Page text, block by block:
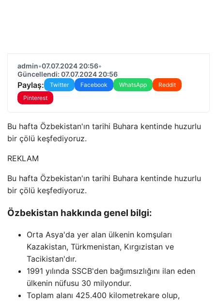
admin•07.07.2024 20:56•
Güncellendi: 07.07.2024 20:56
Paylaş: Twitter Facebook WhatsApp
Reddit
Pinterest
Bu hafta Özbekistan'ın tarihi Buhara kentinde huzurlu
bir çölü keşfediyoruz.
REKLAM
Bu hafta Özbekistan'ın tarihi Buhara kentinde huzurlu
bir çölü keşfediyoruz.
Özbekistan hakkında genel bilgi:
Orta Asya'da yer alan ülkenin komşuları
Kazakistan, Türkmenistan, Kırgızistan ve
Tacikistan'dır.
1991 yılında SSCB'den bağımsızlığını ilan eden
ülkenin nüfusu 30 milyondur.
Toplam alanı 425.400 kilometrekare olup,